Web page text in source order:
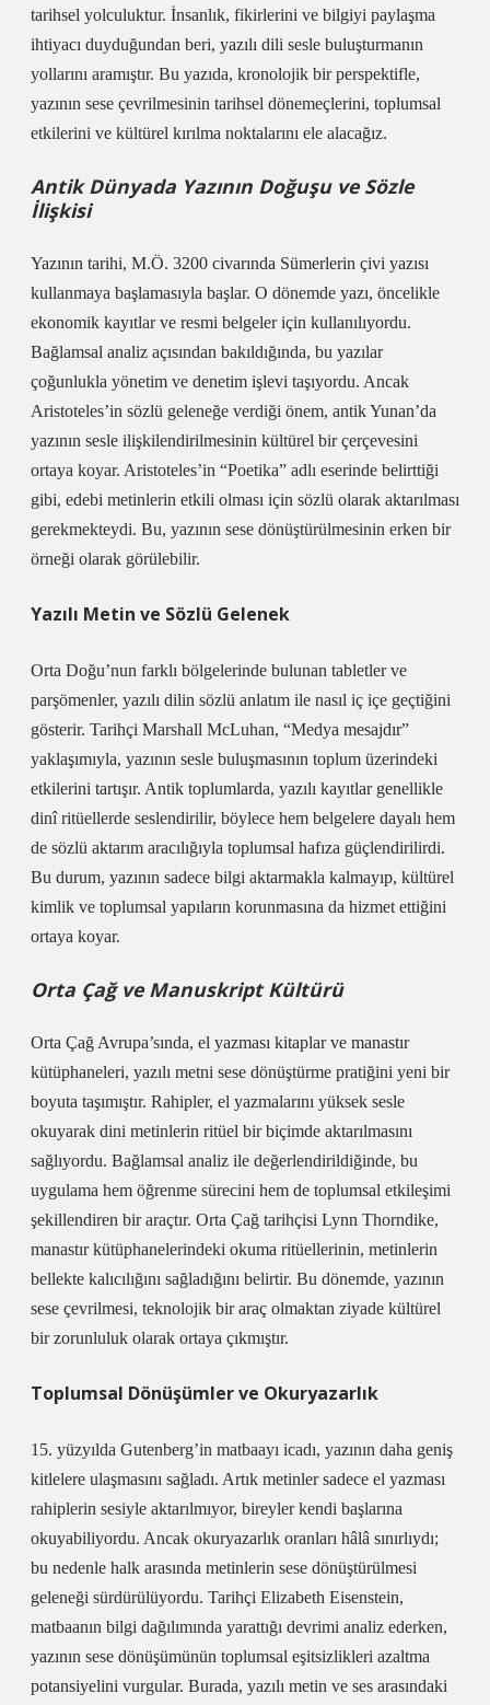
tarihsel yolculuktur. İnsanlık, fikirlerini ve bilgiyi paylaşma
ihtiyacı duyduğundan beri, yazılı dili sesle buluşturmanın
yollarını aramıştır. Bu yazıda, kronolojik bir perspektifle,
yazının sese çevrilmesinin tarihsel dönemeçlerini, toplumsal
etkilerini ve kültürel kırılma noktalarını ele alacağız.
Antik Dünyada Yazının Doğuşu ve Sözle
İlişkisi
Yazının tarihi, M.Ö. 3200 civarında Sümerlerin çivi yazısı
kullanmaya başlamasıyla başlar. O dönemde yazı, öncelikle
ekonomik kayıtlar ve resmi belgeler için kullanılıyordu.
Bağlamsal analiz açısından bakıldığında, bu yazılar
çoğunlukla yönetim ve denetim işlevi taşıyordu. Ancak
Aristoteles’in sözlü geleneğe verdiği önem, antik Yunan’da
yazının sesle ilişkilendirilmesinin kültürel bir çerçevesini
ortaya koyar. Aristoteles’in “Poetika” adlı eserinde belirttiği
gibi, edebi metinlerin etkili olması için sözlü olarak aktarılması
gerekmekteydi. Bu, yazının sese dönüştürülmesinin erken bir
örneği olarak görülebilir.
Yazılı Metin ve Sözlü Gelenek
Orta Doğu’nun farklı bölgelerinde bulunan tabletler ve
parşömenler, yazılı dilin sözlü anlatım ile nasıl iç içe geçtiğini
gösterir. Tarihçi Marshall McLuhan, “Medya mesajdır”
yaklaşımıyla, yazının sesle buluşmasının toplum üzerindeki
etkilerini tartışır. Antik toplumlarda, yazılı kayıtlar genellikle
dinî ritüellerde seslendirilir, böylece hem belgelere dayalı hem
de sözlü aktarım aracılığıyla toplumsal hafıza güçlendirilirdi.
Bu durum, yazının sadece bilgi aktarmakla kalmayıp, kültürel
kimlik ve toplumsal yapıların korunmasına da hizmet ettiğini
ortaya koyar.
Orta Çağ ve Manuskript Kültürü
Orta Çağ Avrupa’sında, el yazması kitaplar ve manastır
kütüphaneleri, yazılı metni sese dönüştürme pratiğini yeni bir
boyuta taşımıştır. Rahipler, el yazmalarını yüksek sesle
okuyarak dini metinlerin ritüel bir biçimde aktarılmasını
sağlıyordu. Bağlamsal analiz ile değerlendirildiğinde, bu
uygulama hem öğrenme sürecini hem de toplumsal etkileşimi
şekillendiren bir araçtır. Orta Çağ tarihçisi Lynn Thorndike,
manastır kütüphanelerindeki okuma ritüellerinin, metinlerin
bellekte kalıcılığını sağladığını belirtir. Bu dönemde, yazının
sese çevrilmesi, teknolojik bir araç olmaktan ziyade kültürel
bir zorunluluk olarak ortaya çıkmıştır.
Toplumsal Dönüşümler ve Okuryazarlık
15. yüzyılda Gutenberg’in matbaayı icadı, yazının daha geniş
kitlelere ulaşmasını sağladı. Artık metinler sadece el yazması
rahiplerin sesiyle aktarılmıyor, bireyler kendi başlarına
okuyabiliyordu. Ancak okuryazarlık oranları hâlâ sınırlıydı;
bu nedenle halk arasında metinlerin sese dönüştürülmesi
geleneği sürdürülüyordu. Tarihçi Elizabeth Eisenstein,
matbaanın bilgi dağılımında yarattığı devrimi analiz ederken,
yazının sese dönüşümünün toplumsal eşitsizlikleri azaltma
potansiyelini vurgular. Burada, yazılı metin ve ses arasındaki